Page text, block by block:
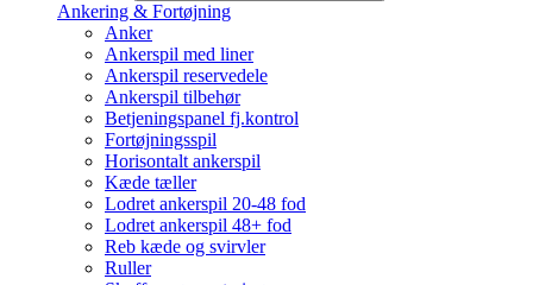
Ankering & Fortøjning
Anker
Ankerspil med liner
Ankerspil reservedele
Ankerspil tilbehør
Betjeningspanel fj.kontrol
Fortøjningsspil
Horisontalt ankerspil
Kæde tæller
Lodret ankerspil 20-48 fod
Lodret ankerspil 48+ fod
Reb kæde og svirvler
Ruller